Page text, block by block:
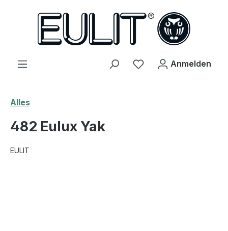
springen
Du hast 0 Produkte
Anmelden
Alles
482 Eulux Yak
EULIT